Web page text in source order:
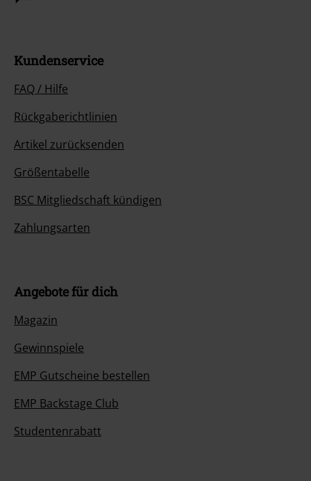
Kundenservice
FAQ / Hilfe
Rückgaberichtlinien
Artikel zurücksenden
Größentabelle
BSC Mitgliedschaft kündigen
Zahlungsarten
Angebote für dich
Magazin
Gewinnspiele
EMP Gutscheine bestellen
EMP Backstage Club
Studentenrabatt